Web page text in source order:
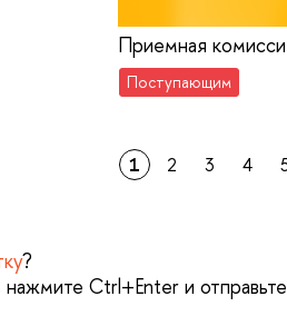
Приемная
Поступающим
1 2 3 4
?
Ctrl+Enter и